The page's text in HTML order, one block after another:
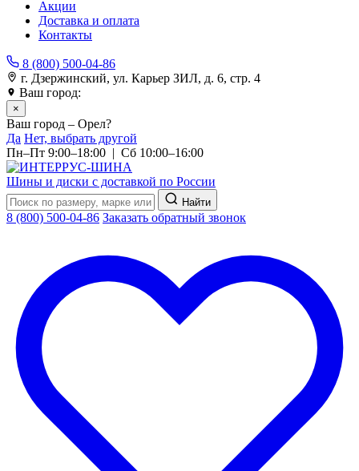
Акции
Доставка и оплата
Контакты
8 (800) 500-04-86
г. Дзержинский, ул. Карьер ЗИЛ, д. 6, стр. 4
Ваш город:
×
Ваш город – Орел?
Да Нет, выбрать другой
Пн–Пт 9:00–18:00 | Сб 10:00–16:00
Шины и диски с доставкой по России
Найти
8 (800) 500-04-86 Заказать обратный звонок